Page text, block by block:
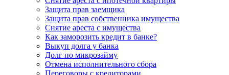
Защита прав заемщика
Защита прав собственника имущества
Снятие ареста с имущества
Как заморозить кредит в банке?
Выкуп долга у банка
Долг по микрозайму
Отмена исполнительного сбора
Переговоры с кредиторами